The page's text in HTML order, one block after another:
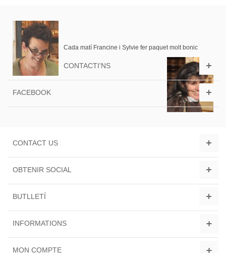
Cada matí Francine i Sylvie fer paquet molt bonic
CONTACTI'NS
FACEBOOK
CONTACT US
OBTENIR SOCIAL
BUTLLETÍ
INFORMATIONS
MON COMPTE